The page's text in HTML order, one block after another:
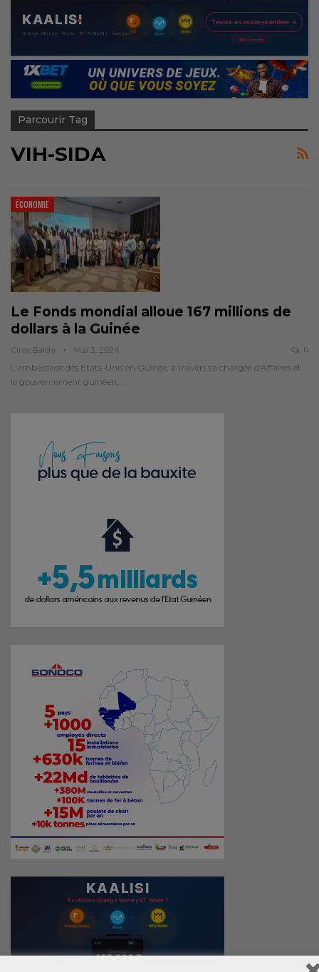
Parcourir Tag
VIH-SIDA
ÉCONOMIE
Le Fonds mondial alloue 167 millions de
dollars à la Guinée
Cirey.balde Mai 3, 2024 0
L’ambassade des Etats-Unis en Guinée, à travers sa chargée d'Affaires et
le gouvernement guinéen,…